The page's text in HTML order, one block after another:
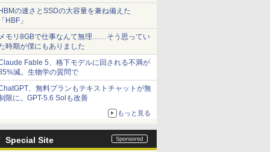
の速さとSSDの大容量を兼ね備えた
HBF」
モリ8GBで仕事なんて無理……そう思ってい
時期が僕にもありました
Fable 5、格下モデルに回される不満が
減。生物学の質問で
、無料プランもテキストチャットが無
限に。GPT-5.6 Solも改善
もっと見る
Special Site